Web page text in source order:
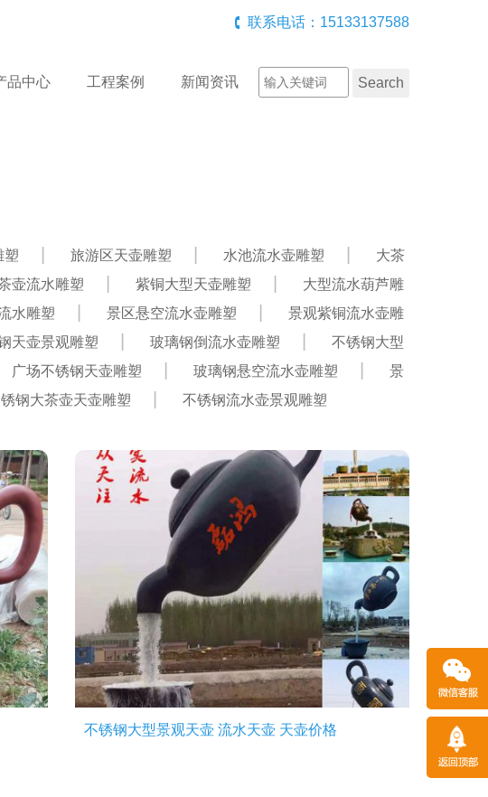
联系电话：15133137588
品中心 工程案例 新闻资讯
塑 旅游区天壶雕塑 水池流水壶雕塑
大茶
壶流水雕塑 紫铜大型天壶雕塑
大型流水葫芦雕
水雕塑 景区悬空流水壶雕塑
景观紫铜流水壶雕
天壶景观雕塑 玻璃钢倒流水壶雕塑
不锈钢大型
广场不锈钢天壶雕塑 玻璃钢悬空流水壶雕塑
景
钢大茶壶天壶雕塑 不锈钢流水壶景观雕塑
不锈钢大型景观天壶 流水天壶 天壶价格